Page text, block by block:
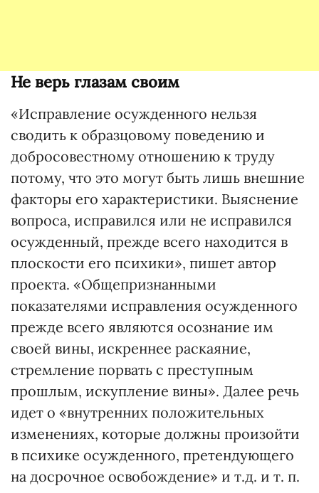
Не верь глазам своим
«Исправление осужденного нельзя
сводить к образцовому поведению и
добросовестному отношению к труду
потому, что это могут быть лишь внешние
факторы его характеристики. Выяснение
вопроса, исправился или не исправился
осужденный, прежде всего находится в
плоскости его психики», пишет автор
проекта. «Общепризнанными
показателями исправления осужденного
прежде всего являются осознание им
своей вины, искреннее раскаяние,
стремление порвать с преступным
прошлым, искупление вины». Далее речь
идет о «внутренних положительных
изменениях, которые должны произойти
в психике осужденного, претендующего
на досрочное освобождение» и т.д. и т. п.